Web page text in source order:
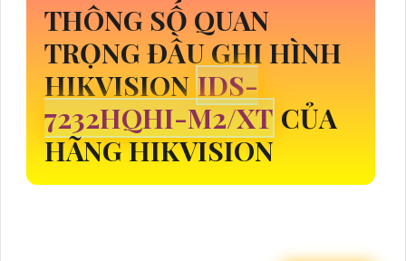
THÔNG SỐ QUAN
TRỌNG ĐẦU GHI HÌNH
HIKVISIONIDS-
7232HQHI-M2/XT CỦA
HÃNG HIKVISION